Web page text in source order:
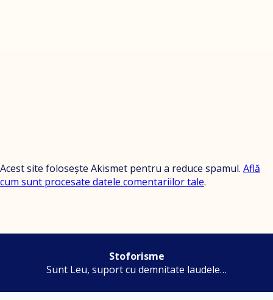
Acest site folosește Akismet pentru a reduce spamul. Află
cum sunt procesate datele comentariilor tale.
Stoforisme
Sunt Leu, suport cu demnitate laudele…